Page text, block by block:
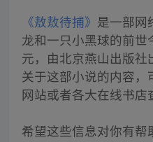
《敖敖待捕》 是一部网
龙和一只小黑球的前
元，由北京燕山出版
关于这部小说的内容
网站或者各大在线书店
希望这些信息对你有